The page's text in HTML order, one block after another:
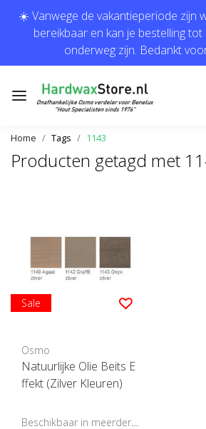
☀️ Vanwege de vakantieperiode zijn
bereikbaar en kan je bestelling
onderweg zijn. Bedankt
Home Tags 1143
Producten getagd met
Sale
Osmo
Natuurlijke Olie Beits E
ffekt (Zilver Kleuren)